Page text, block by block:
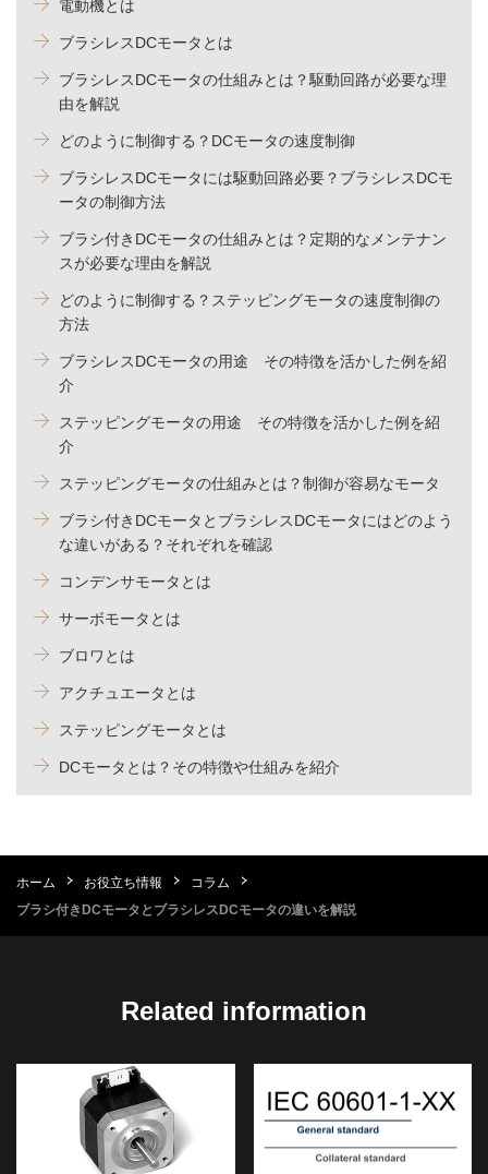
電動機とは
ブラシレスDCモータとは
ブラシレスDCモータの仕組みとは？駆動回路が必要な理
由を解説
どのように制御する？DCモータの速度制御
ブラシレスDCモータには駆動回路必要？ブラシレスDCモ
ータの制御方法
ブラシ付きDCモータの仕組みとは？定期的なメンテナン
スが必要な理由を解説
どのように制御する？ステッピングモータの速度制御の
方法
ブラシレスDCモータの用途 その特徴を活かした例を紹
介
ステッピングモータの用途 その特徴を活かした例を紹
介
ステッピングモータの仕組みとは？制御が容易なモータ
ブラシ付きDCモータとブラシレスDCモータにはどのよう
な違いがある？それぞれを確認
コンデンサモータとは
サーボモータとは
ブロワとは
アクチュエータとは
ステッピングモータとは
DCモータとは？その特徴や仕組みを紹介
ホーム お役立ち情報
コラム
ブラシ付きDCモータとブラシレスDCモータの違いを解説
Related information